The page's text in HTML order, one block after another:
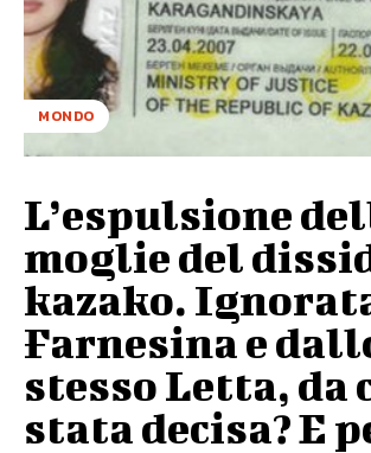
MONDO
L’espulsione
moglie del
kazako.
Farnesina e
stesso Letta, da
stata decisa? E